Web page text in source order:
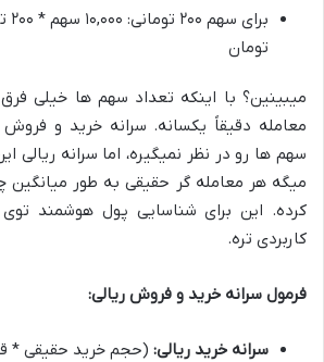
تومان
میبینین؟ با اینکه تعداد سهم ها خیلی فرق
معامله دقیقاً یکسانه. سرانه خرید و
سهم ها رو در نظر نمیگیره، اما سرانه ریالی
میگه هر معامله گر حقیقی به طور میانگین
کرده. این برای شناسایی پول هوشمند
کاربردی تره.
فرمول سرانه خرید و فروش ریالی:
سرانه خرید ریالی: (حجم خرید حقیقی *